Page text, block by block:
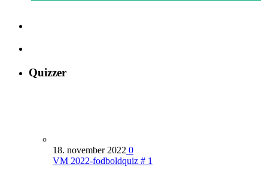
Quizzer
18. november 2022 0
VM 2022-fodboldquiz # 1